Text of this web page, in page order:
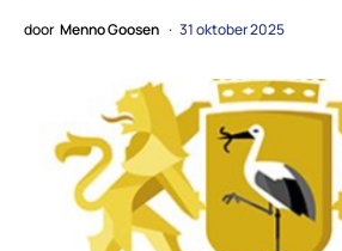
door Menno Goosen 31 oktober 2025